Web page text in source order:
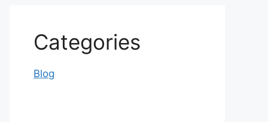
Categories
Blog